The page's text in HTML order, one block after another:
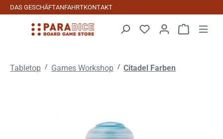
Zum Hauptinhalt springen
DAS GESCHÄFTANFAHRTKONTAKT
Tabletop / Games Workshop / Citadel Farben